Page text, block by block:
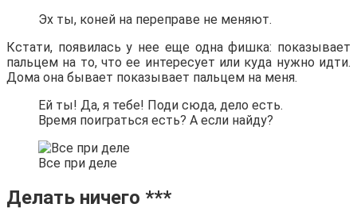
Эх ты, коней на переправе не меняют.
Кстати, появилась у нее еще одна фишка: показывает
пальцем на то, что ее интересует или куда нужно идти.
Дома она бывает показывает пальцем на меня.
Ей ты! Да, я тебе! Поди сюда, дело есть.
Время поиграться есть? А если найду?
Все при деле
Делать ничего ***